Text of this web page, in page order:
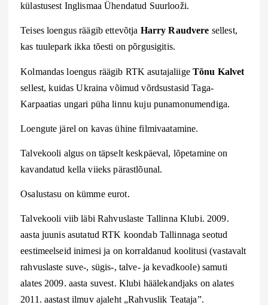
külastusest Inglismaa Ühendatud Suurlooži.
Teises loengus räägibettevõtja Harry Raudvere sellest,
kas tuulepark ikka tõesti on põrgusigitis.
Kolmandas loengus räägib RTK asutajaliige Tõnu Kalvet
sellest,kuidas Ukraina võimud võrdsustasid Taga-
Karpaatias ungari püha linnu kuju punamonumendiga.
Loengute järel on kavas ühine filmivaatamine.
Talvekooli algus on täpselt keskpäeval, lõpetamine on
kavandatud kellaviieks pärastlõunal.
Osalustasu onkümmeeurot.
Talvekooli viib läbi Rahvuslaste Tallinna Klubi. 2009.
aasta juunis asutatud RTK koondab Tallinnaga seotud
eestimeelseid inimesija on korraldanud koolitusi (vastavalt
rahvuslaste suve-, sügis-, talve- ja kevadkoole) samuti
alates 2009. aasta suvest. Klubi häälekandjaks on alates
2011. aastast ilmuv ajaleht „Rahvuslik Teataja”.